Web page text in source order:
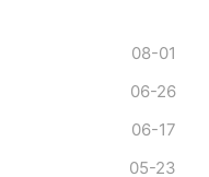
08-01
06-26
06-17
05-23